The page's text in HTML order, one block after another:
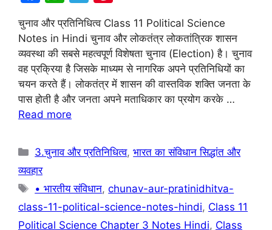
a
c
e
b
o
o
h
at
s
A
p
p
el
e
gr
a
m
er
e
st
चुनाव और प्रतिनिधित्व Class 11 Political Science
Notes in Hindi चुनाव और लोकतंत्र लोकतांत्रिक शासन
व्यवस्था की सबसे महत्वपूर्ण विशेषता चुनाव (Election) है। चुनाव
वह प्रक्रिया है जिसके माध्यम से नागरिक अपने प्रतिनिधियों का
चयन करते हैं। लोकतंत्र में शासन की वास्तविक शक्ति जनता के
पास होती है और जनता अपने मताधिकार का प्रयोग करके …
Read more
Categories
3.चुनाव और प्रतिनिधित्व,भारत का संविधान सिद्धांत और
व्यवहार
Tags
• भारतीय संविधान,chunav-aur-pratinidhitva-
class-11-political-science-notes-hindi, Class 11
Political Science Chapter 3 Notes Hindi, Class